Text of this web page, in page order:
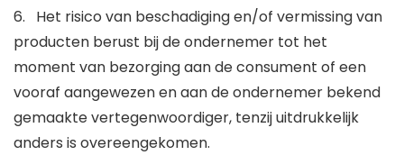
6. Het risico van beschadiging en/of vermissing van
producten berust bij de ondernemer tot het
moment van bezorging aan de consument of een
vooraf aangewezen en aan de ondernemer bekend
gemaakte vertegenwoordiger, tenzij uitdrukkelijk
anders is overeengekomen.